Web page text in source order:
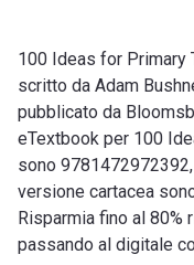
100 Ideas for Primary
scritto da Adam
pubblicato da
eTextbook per 100
sono
versione cartacea
Risparmia fino al 80%
passando al digitale